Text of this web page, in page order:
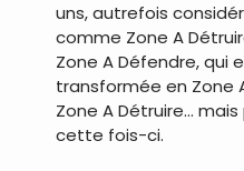
uns, autrefois
comme Zone A
Zone A Défendre, qui
transformée en Zone
Zone A Détruire…
cette fois-ci.